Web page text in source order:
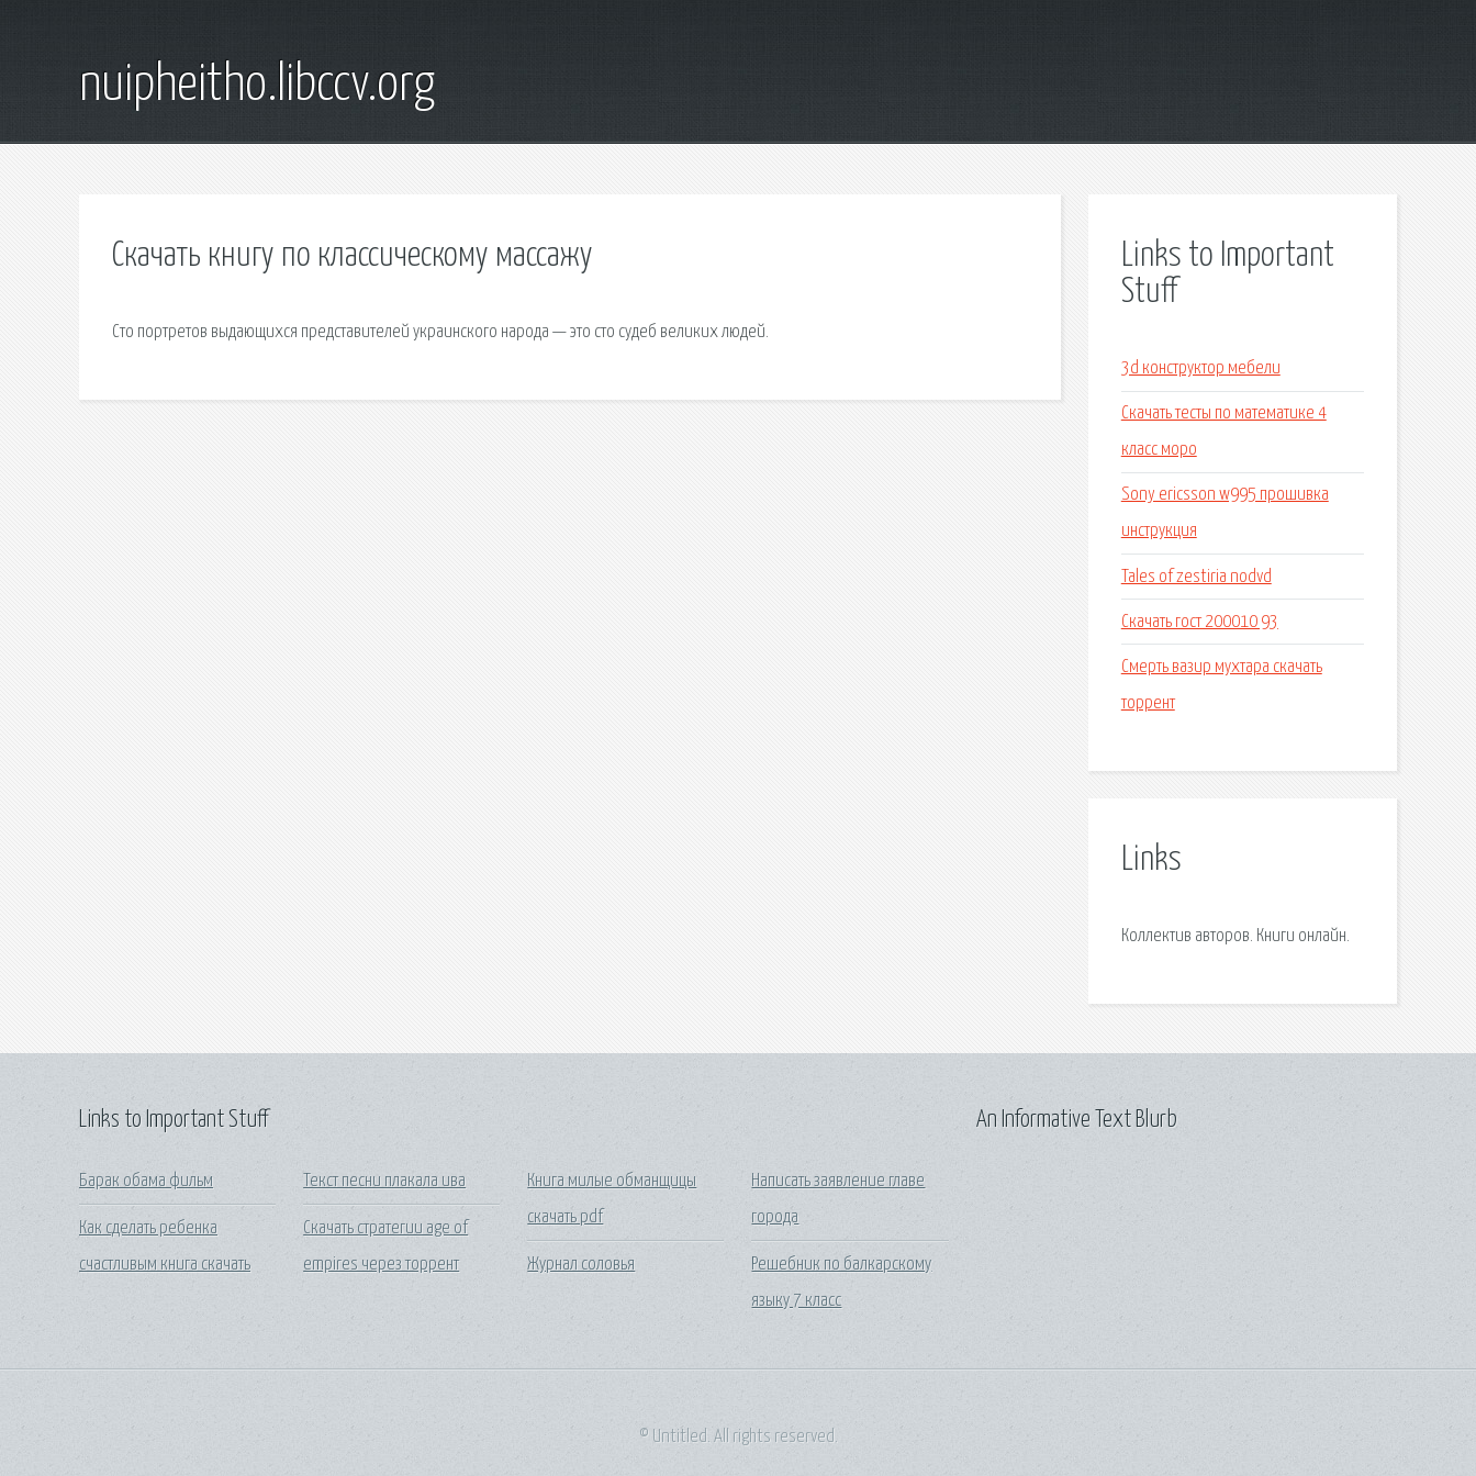
nuipheitho.libccv.org
Скачать книгу по классическому массажу
Сто портретов выдающихся представителей украинского народа — это сто судеб великих людей.
Links to Important
Stuff
3d конструктор мебели
Скачать тесты по математике 4
класс моро
Sony ericsson w995 прошивка
инструкция
Tales of zestiria nodvd
Скачать гост 200010 93
Смерть вазир мухтара скачать
торрент
Links
Коллектив авторов. Книги онлайн.
Links to Important Stuff
Барак обама фильм
Как сделать ребенка
счастливым книга скачать
Текст песни плакала ива
Скачать стратегии age of
empires через торрент
Книга милые обманщицы
скачать pdf
Журнал соловья
Написать заявление главе
города
Решебник по балкарскому
языку 7 класс
An Informative Text Blurb
© Untitled. All rights reserved.